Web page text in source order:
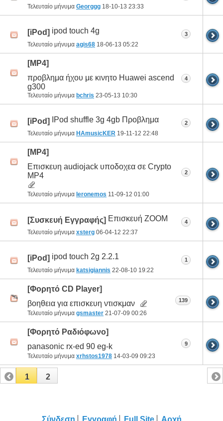
Τελευταίο μήνυμα Georggg 18-10-13 23:33
[iPod] ipod touch 4g
Τελευταίο μήνυμα agis68 18-06-13 05:22
3
[MP4]
προβλημα ήχου με κινητο Huawei ascend
g300
Τελευταίο μήνυμα bchris 23-05-13 10:30
4
[iPod] IPod shuffle 3g 4gb Προβλημα
Τελευταίο μήνυμα HAmusicKER 19-11-12 22:48
2
[MP4]
Επισκευη audiojack υποδοχεα σε Crypto
MP4
Τελευταίο μήνυμα Ieronemos 11-09-12 01:00
2
[Συσκευή Εγγραφής] Επισκευή ZOOM
Τελευταίο μήνυμα xsterg 06-04-12 22:37
4
[iPod] ipod touch 2g 2.2.1
Τελευταίο μήνυμα katsigiannis 22-08-10 19:22
1
[Φορητό CD Player]
βοηθεια για επισκευη ντισκμαν
Τελευταίο μήνυμα gsmaster 21-07-09 00:26
139
[Φορητό Ραδιόφωνο]
panasonic rx-ed 90 eg-k
Τελευταίο μήνυμα xrhstos1978 14-03-09 09:23
9
1 2